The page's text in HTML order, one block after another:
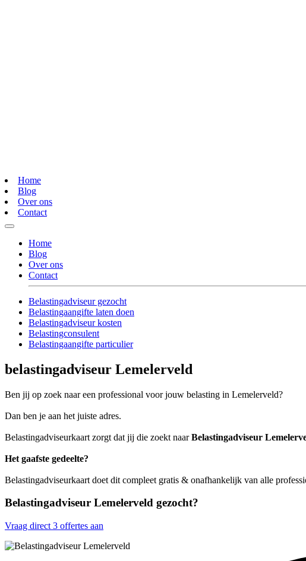
Home
Blog
Over ons
Contact
Home
Blog
Over ons
Contact
Belastingadviseur gezocht
Belastingaangifte laten doen
Belastingadviseur kosten
Belastingconsulent
Belastingaangifte particulier
belastingadviseur Lemelerveld
Ben jij op zoek naar een professional voor jouw belasting in Lemelerveld?
Dan ben je aan het juiste adres.
Belastingadviseurkaart zorgt dat jij die zoekt naarBelastingadviseur
Het gaafste gedeelte?
Belastingadviseurkaart doet dit compleet gratis & onafhankelijk van alle
Belastingadviseur Lemelerveld gezocht?
Vraag direct 3 offertes aan